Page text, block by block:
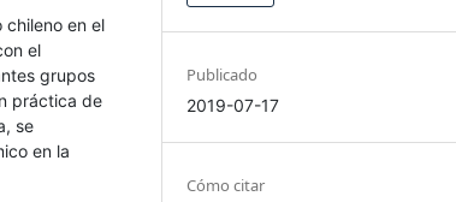
chileno en el
el
grupos
práctica de
se
en la
Publicado
2019-07-17
Cómo citar